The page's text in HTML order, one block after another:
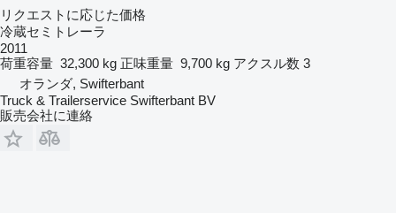
リクエストに応じた価格
冷蔵セミトレーラ
2011
荷重容量 32,300 kg 正味重量 9,700 kg アクスル数 3
オランダ, Swifterbant
Truck & Trailerservice Swifterbant BV
販売会社に連絡